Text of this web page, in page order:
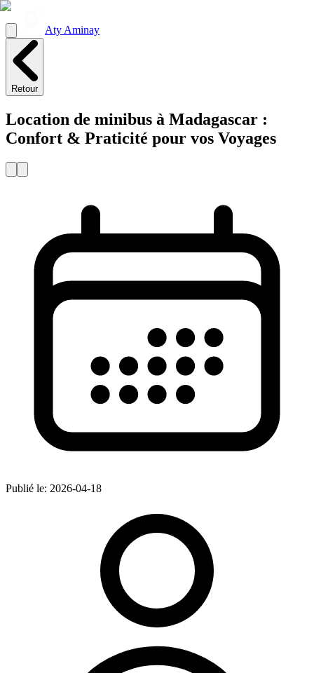
Aty Aminay
Retour
Location de minibus à Madagascar :
Confort & Praticité pour vos Voyages
Publié le: 2026-04-18